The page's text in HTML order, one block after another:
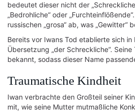
bedeutet dieser nicht der
„Bedrohliche“ oder
russischen „grosa“ ab, was „Gewitter“
Bereits vor Iwans Tod etablierte sich in
Übersetzung „der Schreckliche“.
bekannt, sodass dieser Name
Traumatische Kindheit
Iwan verbrachte den Großteil seiner
mit, wie seine Mutter mutmaßliche